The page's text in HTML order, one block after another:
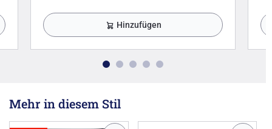
Hinzufügen
Mehr in diesem Stil